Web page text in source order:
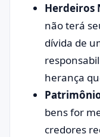
Herdeiros
não terá
dívida de
herança
bens for
credores